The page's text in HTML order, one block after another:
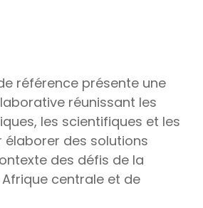
référence présente une
réunissant les
les scientifiques et les
des solutions
des défis de la
centrale et de